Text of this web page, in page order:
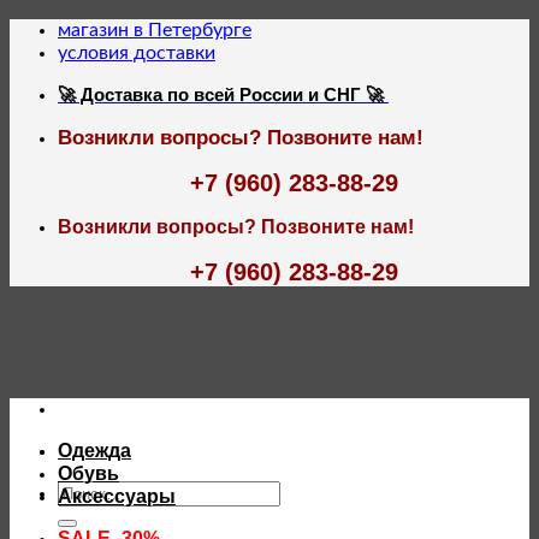
Skip
магазин в Петербурге
условия доставки
🚀 Доставка по всей России и СНГ 🚀
Возникли вопросы? Позвоните нам!
+7 (960) 283-88-29
Возникли вопросы? Позвоните нам!
+7 (960) 283-88-29
Искать:
Одежда
Обувь
Аксессуары